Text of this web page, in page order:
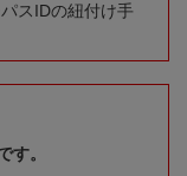
スIDの紐付け手
す。